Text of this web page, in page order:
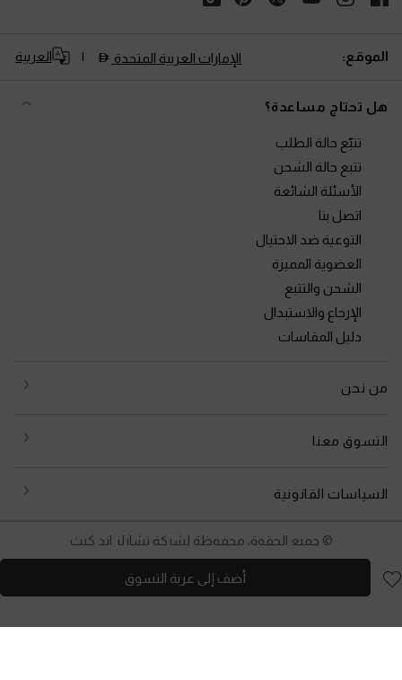
أضف إلى عربة التسوق
الموقع: الإمارات العربية المتحدة العربية
هل تحتاج مساعدة؟
تتبّع حالة الطلب
تتبع حالة الشحن
الأسئلة الشائعة
اتصل بنا
التوعية ضد الاحتيال
العضوية المميزة
الشحن والتتبع
الإرجاع والاستبدال
دليل المقاسات
من نحن
التسوق معنا
السياسات القانونية
© جميع الحقوق محفوظة لشركة تشارلز اند كيث